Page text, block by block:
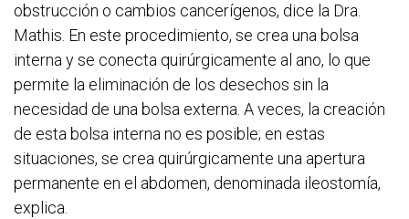
obstrucción o cambios cancerígenos, dice la Dra.
Mathis. En este procedimiento, se crea una bolsa
interna y se conecta quirúrgicamente al ano, lo que
permite la eliminación de los desechos sin la
necesidad de una bolsa externa. A veces, la creación
de esta bolsa interna no es posible; en estas
situaciones, se crea quirúrgicamente una apertura
permanente en el abdomen, denominada ileostomía,
explica.